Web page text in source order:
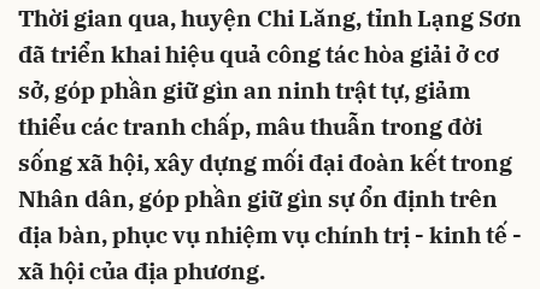
Thời gian qua, huyện Chi Lăng, tỉnh Lạng Sơn
đã triển khai hiệu quả công tác hòa giải ở cơ
sở, góp phần giữ gìn an ninh trật tự, giảm
thiểu các tranh chấp, mâu thuẫn trong đời
sống xã hội, xây dựng mối đại đoàn kết trong
Nhân dân, góp phần giữ gìn sự ổn định trên
địa bàn, phục vụ nhiệm vụ chính trị - kinh tế -
xã hội của địa phương.
Hủy Gửi